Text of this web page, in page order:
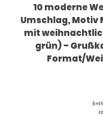
10 moderne
Umschlag, Motiv
mit
grün) –
Format/